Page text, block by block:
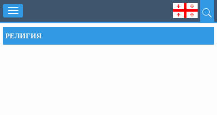
Toggle
navigation
РЕЛИГИЯ